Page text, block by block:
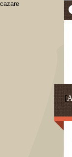
cazare
[